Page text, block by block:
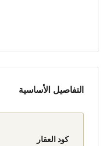
التفاصيل الأساسية
كود العقار